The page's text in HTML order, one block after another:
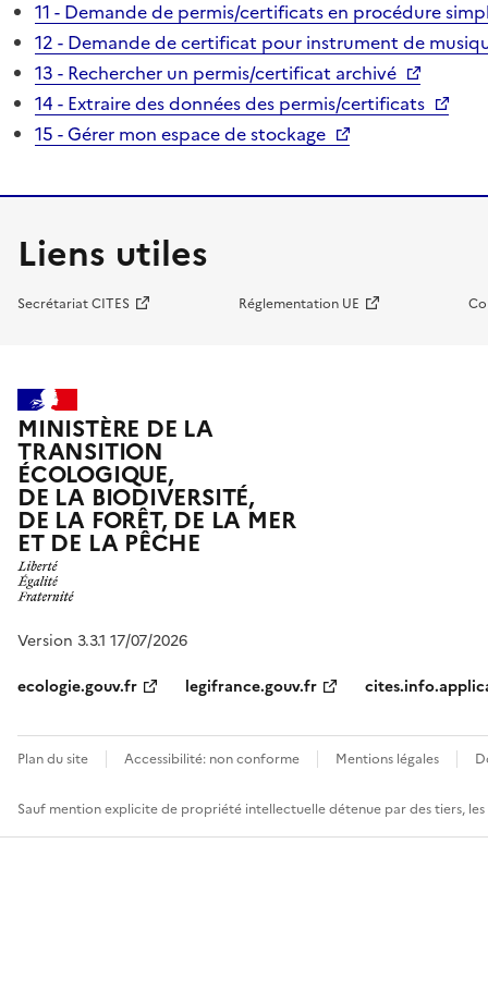
11 - Demande de permis/certificats en procédure
12 - Demande de certificat pour instrument de
13 - Rechercher un permis/certificat archivé
14 - Extraire des données des permis/certificats
15 - Gérer mon espace de stockage
Liens utiles
Secrétariat CITES Réglementation UE
MINISTÈRE DE LA
TRANSITION
ÉCOLOGIQUE,
DE LA BIODIVERSITÉ,
DE LA FORÊT, DE LA MER
ET DE LA PÊCHE
Version 3.3.1 17/07/2026
ecologie.gouv.fr
legifrance.gouv.fr
Plan du site Accessibilité: non conforme Mentions légales
Sauf mention explicite de propriété intellectuelle détenue par des tiers,